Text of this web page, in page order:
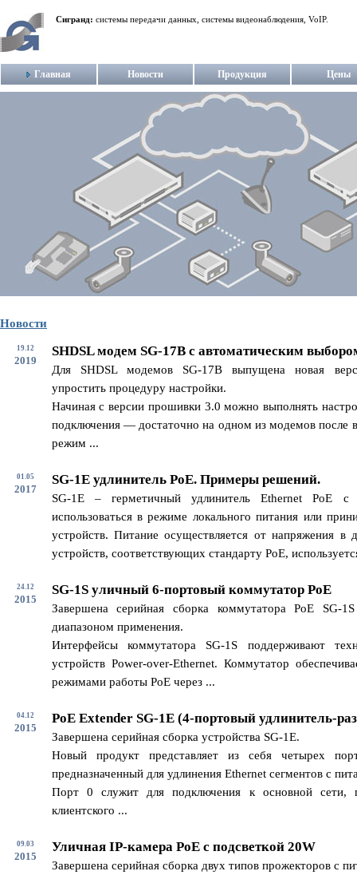
Сигранд: системы передачи данных, системы видеонаблюдения, VoIP.
Главная Новости Продукция Цены
Новости
19.12
2019
SHDSL модем SG-17B с автоматическим
Для SHDSL модемов SG-17B выпущена новая
упростить процедуру настройки.
Начиная с версии прошивки 3.0 можно выполнять
подключения — достаточно на одном из модемов после
режим ...
01.05
2017
SG-1E удлинитель PoE. Примеры решений.
SG-1E – герметичный удлинитель Ethernet PoE
использоваться в режиме локального питания или
устройств. Питание осуществляется от напряжения
устройств, соответствующих стандарту PoE,
24.12
2015
SG-1S уличный 6-портовый коммутатор PoE
Завершена серийная сборка коммутатора PoE SG-
диапазоном применения.
Интерфейсы коммутатора SG-1S поддерживают
устройств Power-over-Ethernet. Коммутатор
режимами работы PoE через ...
04.12
2015
PoE Extender SG-1E (4-портовый удлинитель-
Завершена серийная сборка устройства SG-1E.
Новый продукт представляет из себя четырех
предназначенный для удлинения Ethernet сегментов с
Порт 0 служит для подключения к основной сети,
клиентского ...
09.03
2015
Уличная IP-камера PoE с подсветкой 20W
Завершена серийная сборка двух типов прожекторов с